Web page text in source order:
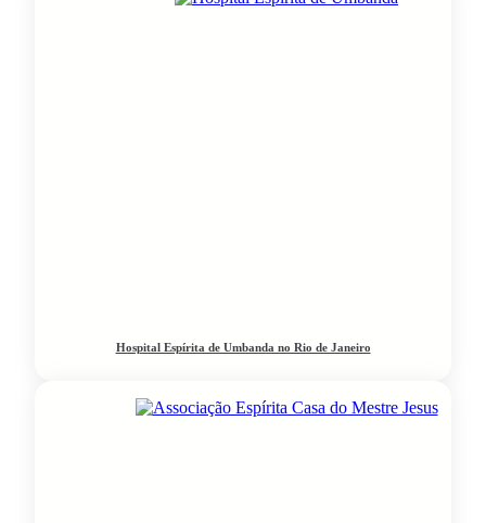
Hospital Espírita de Umbanda no Rio de Janeiro